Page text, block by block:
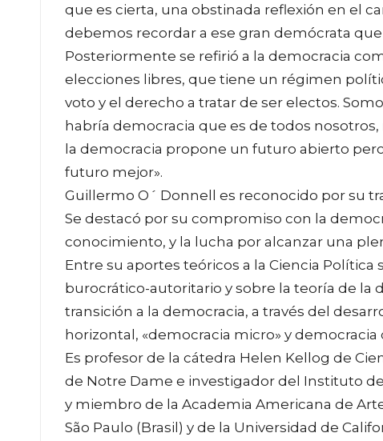
que es cierta, una obstinada reflexión en el
debemos recordar a ese gran demócrata que
Posteriormente se refirió a la democracia
elecciones libres, que tiene un régimen
voto y el derecho a tratar de ser electos.
habría democracia que es de todos
la democracia propone un futuro abierto
futuro mejor».
Guillermo O´ Donnell es reconocido por su
Se destacó por su compromiso con la
conocimiento, y la lucha por alcanzar una
Entre su aportes teóricos a la Ciencia Política
burocrático-autoritario y sobre la teoría de la
transición a la democracia, a través del
horizontal, «democracia micro» y democracia
Es profesor de la cátedra Helen Kellog de
de Notre Dame e investigador del Instituto
y miembro de la Academia Americana de
São Paulo (Brasil) y de la Universidad de